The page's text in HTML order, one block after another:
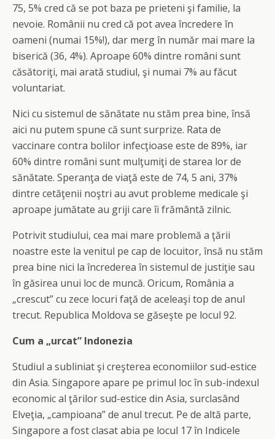
75, 5% cred că se pot baza pe prieteni şi familie, la
nevoie. Românii nu cred că pot avea încredere în
oameni (numai 15%!), dar merg în număr mai mare la
biserică (36, 4%). Aproape 60% dintre români sunt
căsătoriţi, mai arată studiul, şi numai 7% au făcut
voluntariat.
Nici cu sistemul de sănătate nu stăm prea bine, însă
aici nu putem spune că sunt surprize. Rata de
vaccinare contra bolilor infecţioase este de 89%, iar
60% dintre români sunt mulţumiţi de starea lor de
sănătate. Speranţa de viaţă este de 74, 5 ani, 37%
dintre cetăţenii noştri au avut probleme medicale şi
aproape jumătate au griji care îi frământă zilnic.
Potrivit studiului, cea mai mare problemă a ţării
noastre este la venitul pe cap de locuitor, însă nu stăm
prea bine nici la încrederea în sistemul de justiţie sau
în găsirea unui loc de muncă. Oricum, România a
„crescut” cu zece locuri faţă de aceleaşi top de anul
trecut. Republica Moldova se găseşte pe locul 92.
Cum a „urcat” Indonezia
Studiul a subliniat şi creşterea economiilor sud-estice
din Asia. Singapore apare pe primul loc în sub-indexul
economic al ţărilor sud-estice din Asia, surclasând
Elveţia, „campioana” de anul trecut. Pe de altă parte,
Singapore a fost clasat abia pe locul 17 în Indicele